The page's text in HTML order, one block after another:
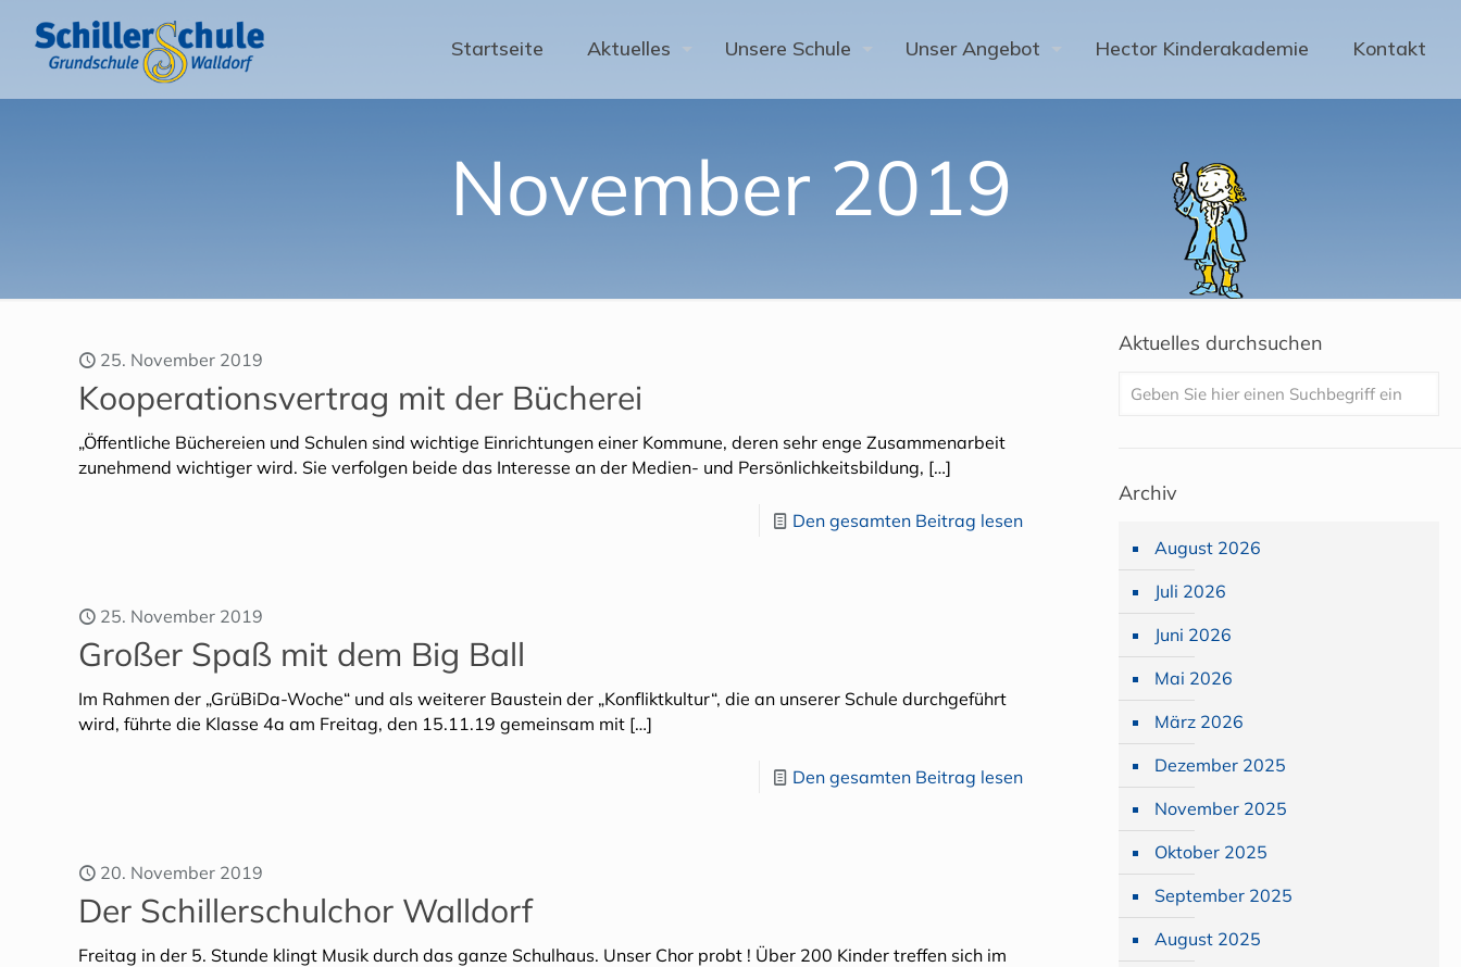
Startseite Aktuelles Unsere Schule Unser Angebot Hector Kinderakademie Kontakt
November 2019
25. November 2019
Kooperationsvertrag mit der Bücherei
„Öffentliche Büchereien und Schulen sind wichtige Einrichtungen einer Kommune, deren sehr enge Zusammenarbeit
zunehmend wichtiger wird. Sie verfolgen beide das Interesse an der Medien- und Persönlichkeitsbildung, […]
Den gesamten Beitrag lesen
25. November 2019
Großer Spaß mit dem Big Ball
Im Rahmen der „GrüBiDa-Woche“ und als weiterer Baustein der „Konfliktkultur“, die an unserer Schule durchgeführt
wird, führte die Klasse 4a am Freitag, den 15.11.19 gemeinsam mit […]
Den gesamten Beitrag lesen
20. November 2019
Der Schillerschulchor Walldorf
Freitag in der 5. Stunde klingt Musik durch das ganze Schulhaus. Unser Chor probt ! Über 200 Kinder treffen sich im
Aktuelles durchsuchen
Archiv
August 2026
Juli 2026
Juni 2026
Mai 2026
März 2026
Dezember 2025
November 2025
Oktober 2025
September 2025
August 2025